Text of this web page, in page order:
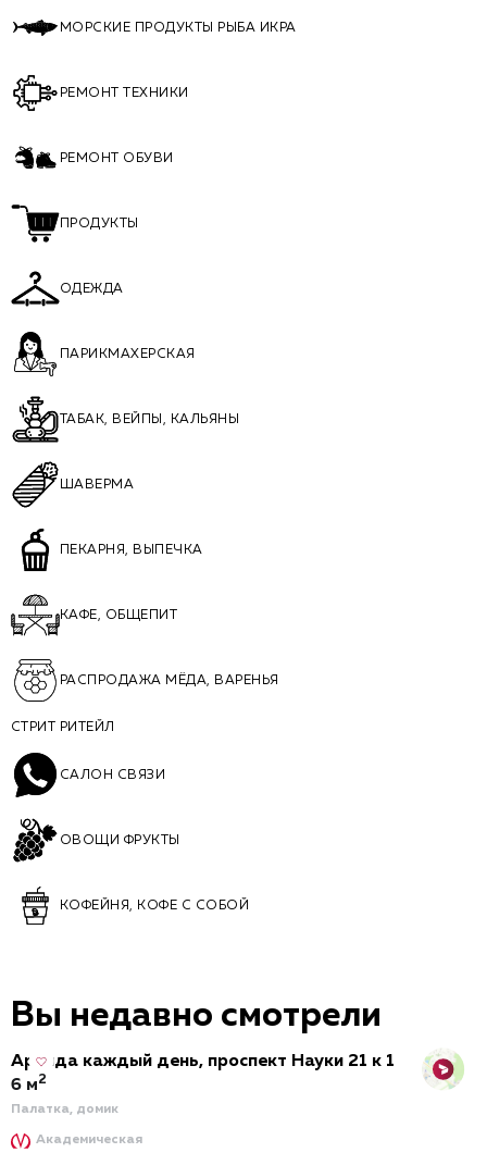
МОРСКИЕ ПРОДУКТЫ РЫБА ИКРА
РЕМОНТ ТЕХНИКИ
РЕМОНТ ОБУВИ
ПРОДУКТЫ
ОДЕЖДА
ПАРИКМАХЕРСКАЯ
ТАБАК, ВЕЙПЫ, КАЛЬЯНЫ
ШАВЕРМА
ПЕКАРНЯ, ВЫПЕЧКА
КАФЕ, ОБЩЕПИТ
РАСПРОДАЖА МЁДА, ВАРЕНЬЯ
СТРИТ РИТЕЙЛ
САЛОН СВЯЗИ
ОВОЩИ ФРУКТЫ
КОФЕЙНЯ, КОФЕ С СОБОЙ
Вы недавно смотрели
Аренда каждый день, проспект Науки 21 к 1
Палатка, домик
Академическая
6 м2